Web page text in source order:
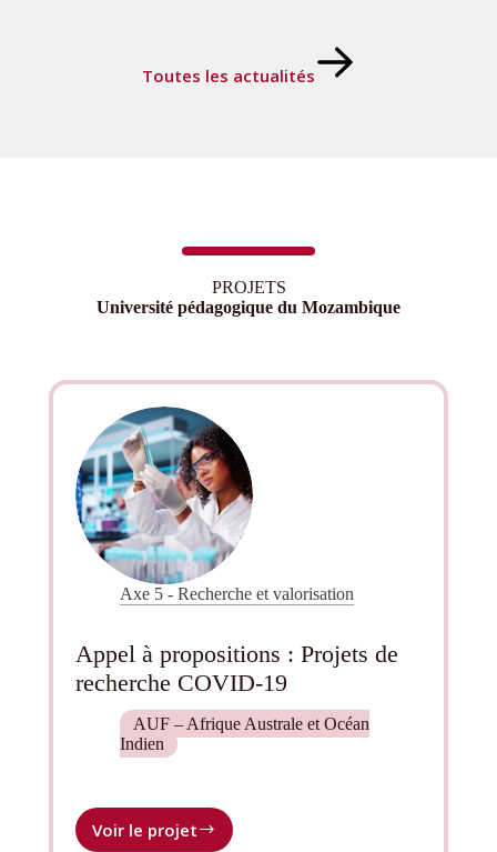
Toutes les actualités
PROJETS
Université pédagogique du Mozambique
Axe 5 - Recherche et valorisation
Appel à propositions : Projets de
recherche COVID-19
AUF – Afrique Australe et Océan
Indien
Voir le projet
Appel